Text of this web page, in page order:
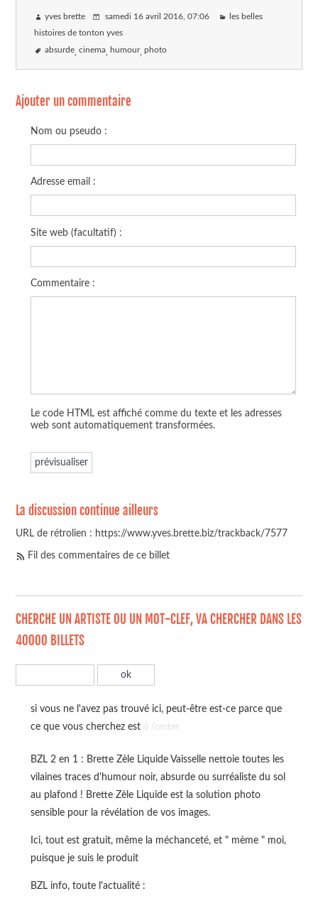
yves brette samedi 16 avril 2016 , 07:06 les belles
histoires de tonton yves
absurde cinema humour photo
Ajouter un commentaire
Nom ou pseudo :
Adresse email :
Site web (facultatif) :
Commentaire :
Le code HTML est affiché comme du texte et les adresses
web sont automatiquement transformées.
La discussion continue ailleurs
URL de rétrolien : https://www.yves.brette.biz/trackback/7577
Fil des commentaires de ce billet
CHERCHE UN ARTISTE OU UN MOT-CLEF, VA CHERCHER DANS LES
40000 BILLETS
si vous ne l'avez pas trouvé ici, peut-être est-ce parce que
ce que vous cherchez est à l'ombre
BZL 2 en 1 : Brette Zèle Liquide Vaisselle nettoie toutes les
vilaines traces d'humour noir, absurde ou surréaliste du sol
au plafond ! Brette Zèle Liquide est la solution photo
sensible pour la révélation de vos images.
Ici, tout est gratuit, même la méchanceté, et " mème " moi,
puisque je suis le produit
BZL info, toute l'actualité :